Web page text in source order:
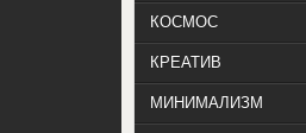
КОСМОС
КРЕАТИВ
МИНИМАЛИЗМ